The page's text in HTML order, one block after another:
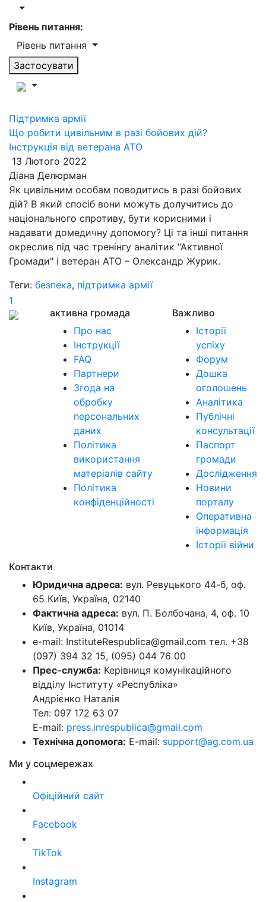
Рівень питання:
Рівень питання
Застосувати
Підтримка армії
Що робити цивільним в разі бойових дій?
Інструкція від ветерана АТО
13 Лютого 2022
Діана Делюрман
Як цивільним особам поводитись в разі бойових
дій? В який спосіб вони можуть долучитись до
національного спротиву, бути корисними і
надавати домедичну допомогу? Ці та інші питання
окреслив під час тренінгу аналітик "Активної
Громади" і ветеран АТО – Олександр Журик.
Теги: безпека, підтримка армії
1
активна громада
Про нас
Інструкції
FAQ
Партнери
Згода на
обробку
персональних
даних
Політика
використання
матеріалів сайту
Політика
конфіденційності
Важливо
Історії
успіху
Форум
Дошка
оголошень
Аналітика
Публічні
консультації
Паспорт
громади
Дослідження
Новини
порталу
Оперативна
інформація
Історії війни
Контакти
Юридична адреса: вул. Ревуцького 44-б, оф.
65 Київ, Україна, 02140
Фактична адреса: вул. П. Болбочана, 4, оф. 10
Київ, Україна, 01014
e-mail: InstituteRespublica@gmail.com тел. +38
(097) 394 32 15, (095) 044 76 00
Прес-служба: Керівниця комунікаційного
відділу Інституту «Республіка»
Андрієнко Наталія
Тел: 097 172 63 07
E-mail: press.inrespublica@gmail.com
Технічна допомога: E-mail: support@ag.com.ua
Ми у соцмережах
Офіційний сайт
Facebook
TikTok
Instagram